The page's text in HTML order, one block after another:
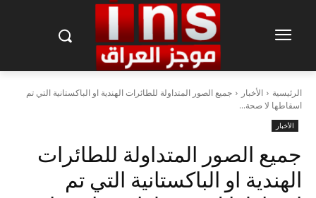
الرئيسية الأخبار
جميع الصور المتداولة للطائرات الهندية او الباكستانية التي تم
اسقاطها لا صحة...
الأخبار
جميع الصور المتداولة للطائرات
الهندية او الباكستانية التي تم